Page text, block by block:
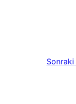
Sonraki